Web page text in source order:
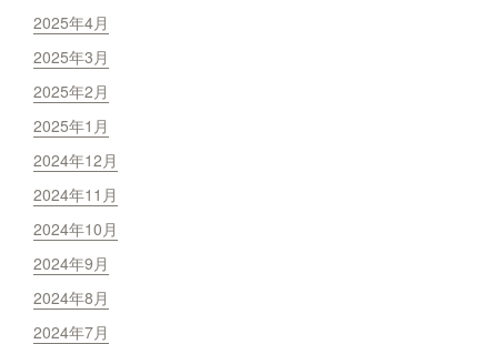
2025年4月
2025年3月
2025年2月
2025年1月
2024年12月
2024年11月
2024年10月
2024年9月
2024年8月
2024年7月